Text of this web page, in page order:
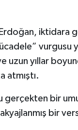
iktidara
vurgusu
uzun yıllar
atmıştı.
gerçekten bir
bir